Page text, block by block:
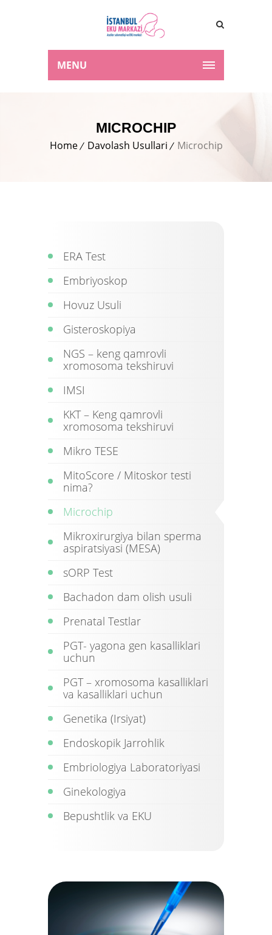
MENU
MICROCHIP
Home Davolash Usullari Microchip
ERA Test
Embriyoskop
Hovuz Usuli
Gisteroskopiya
NGS – keng qamrovli
xromosoma tekshiruvi
IMSI
KKT – Keng qamrovli
xromosoma tekshiruvi
Mikro TESE
MitoScore / Mitoskor testi
nima?
Microchip
Mikroxirurgiya bilan sperma
aspiratsiyasi (MESA)
sORP Test
Bachadon dam olish usuli
Prenatal Testlar
PGT- yagona gen kasalliklari
uchun
PGT – xromosoma kasalliklari
va kasalliklari uchun
Genetika (Irsiyat)
Endoskopik Jarrohlik
Embriologiya Laboratoriyasi
Ginekologiya
Bepushtlik va EKU